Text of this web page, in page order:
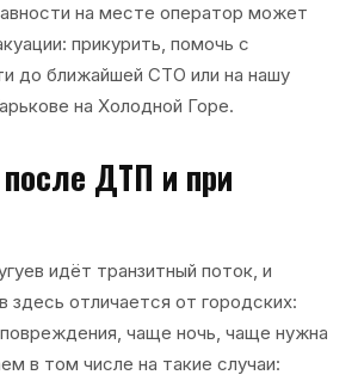
на месте оператор может
прикурить, помочь с
до ближайшей СТО или на нашу
на Холодной Горе.
ДТП и при
идёт транзитный поток, и
здесь отличается от городских:
чаще ночь, чаще нужна
в том числе на такие случаи: